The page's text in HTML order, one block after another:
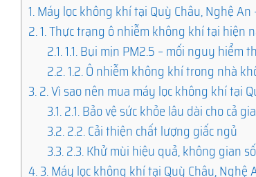
1.Máy lọc không khí tại Quỳ Châu, Nghệ
2.1. Thực trạng ô nhiễm không khí tại hiện
2.1.1.1. Bụi mịn PM2.5 – mối nguy hiểm
2.2.1.2. Ô nhiễm không khí trong nhà
3.2. Vì sao nên mua máy lọc không khí tại
3.1.2.1. Bảo vệ sức khỏe lâu dài cho cả
3.2.2.2. Cải thiện chất lượng giấc ngủ
3.3.2.3. Khử mùi hiệu quả, không gian
4.3. Máy lọc không khí tại Quỳ Châu, Nghệ